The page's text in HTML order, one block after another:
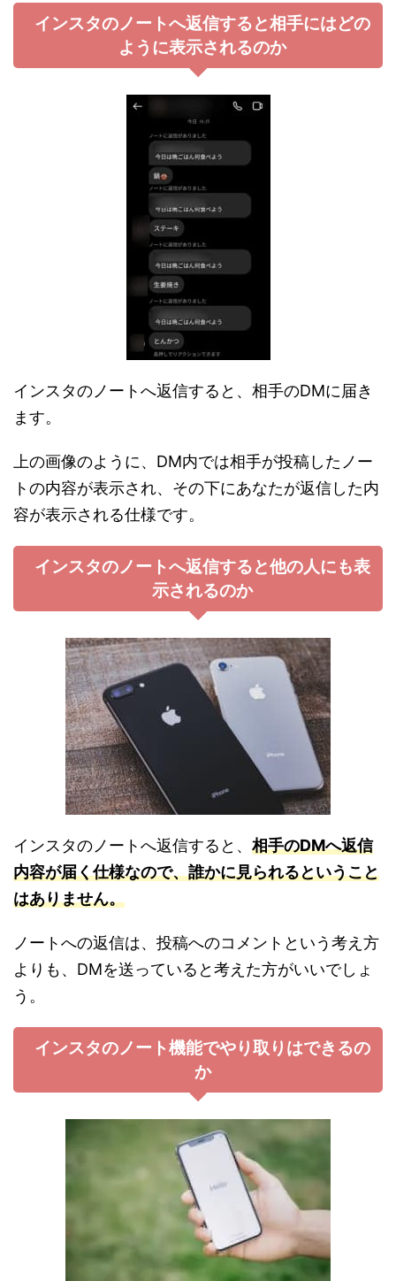
インスタのノートへ返信すると相手にはどの
ように表示されるのか
インスタのノートへ返信すると、相手のDMに届き
ます。
上の画像のように、DM内では相手が投稿したノー
トの内容が表示され、その下にあなたが返信した内
容が表示される仕様です。
インスタのノートへ返信すると他の人にも表
示されるのか
インスタのノートへ返信すると、 相手のDMへ返信
内容が届く仕様なので、誰かに見られるということ
はありません。
ノートへの返信は、投稿へのコメントという考え方
よりも、DMを送っていると考えた方がいいでしょ
う。
インスタのノート機能でやり取りはできるの
か